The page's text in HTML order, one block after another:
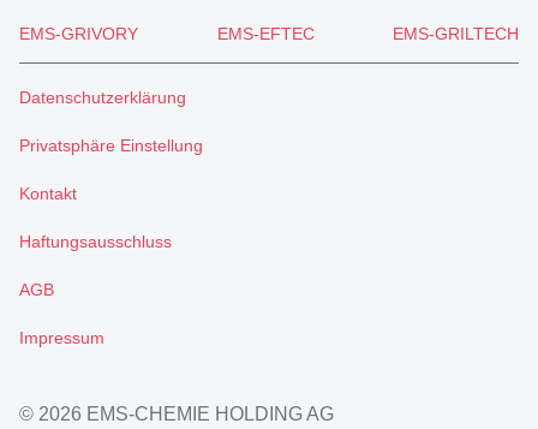
EMS-GRIVORY EMS-EFTEC EMS-GRILTECH
Datenschutzerklärung
Privatsphäre Einstellung
Kontakt
Haftungsausschluss
AGB
Impressum
© 2026 EMS-CHEMIE HOLDING AG